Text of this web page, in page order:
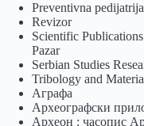
Preventivna pedijatrija
Revizor
Scientific
Pazar
Serbian Studies
Tribology and
Аграфа
Археографски
Археон : часопис